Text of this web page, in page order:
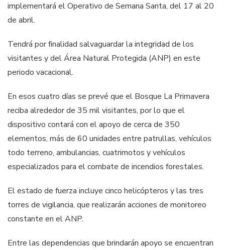
implementará el Operativo de Semana Santa, del 17 al 20
de abril.
Tendrá por finalidad salvaguardar la integridad de los
visitantes y del Área Natural Protegida (ANP) en este
periodo vacacional.
En esos cuatro días se prevé que el Bosque La Primavera
reciba alrededor de 35 mil visitantes, por lo que el
dispositivo contará con el apoyo de cerca de 350
elementos, más de 60 unidades entre patrullas, vehículos
todo terreno, ambulancias, cuatrimotos y vehículos
especializados para el combate de incendios forestales.
El estado de fuerza incluye cinco helicópteros y las tres
torres de vigilancia, que realizarán acciones de monitoreo
constante en el ANP.
Entre las dependencias que brindarán apoyo se encuentran